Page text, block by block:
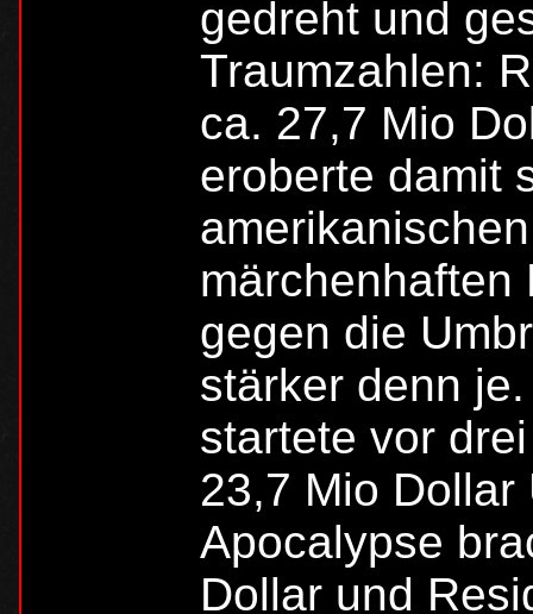
gedreht und
Traumzahlen:
ca. 27,7 Mio
eroberte damit
märchenhaften
gegen die
stärker denn
startete vor
23,7 Mio
Apocalypse
Dollar und